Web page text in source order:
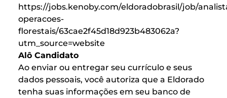
https://jobs.kenoby.com/eldoradobrasil/job/
operacoes-
florestais/63cae2f45d18d923b483062a?
utm_source=website
Alô Candidato
Ao enviar ou entregar seu currículo e seus
dados pessoais, você autoriza que a Eldorado
tenha suas informações em seu banco de